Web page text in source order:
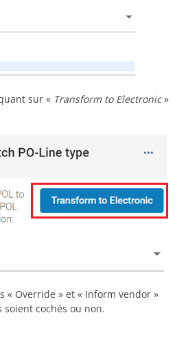
sur « Transform to Electronic»
« Override » et « Inform vendor »
soient cochés ou non.